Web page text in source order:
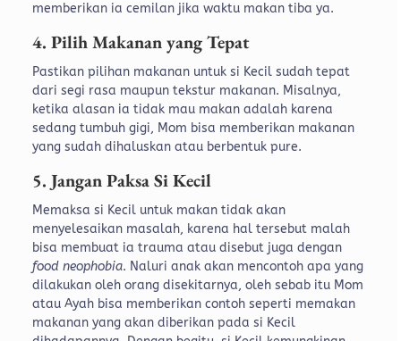
memberikan ia cemilan jika waktu makan tiba ya.
4. Pilih Makanan yang Tepat
Pastikan pilihan makanan untuk si Kecil sudah tepat
dari segi rasa maupun tekstur makanan. Misalnya,
ketika alasan ia tidak mau makan adalah karena
sedang tumbuh gigi, Mom bisa memberikan makanan
yang sudah dihaluskan atau berbentuk pure.
5. Jangan Paksa Si Kecil
Memaksa si Kecil untuk makan tidak akan
menyelesaikan masalah, karena hal tersebut malah
bisa membuat ia trauma atau disebut juga dengan
food neophobia. Naluri anak akan mencontoh apa yang
dilakukan oleh orang disekitarnya, oleh sebab itu Mom
atau Ayah bisa memberikan contoh seperti memakan
makanan yang akan diberikan pada si Kecil